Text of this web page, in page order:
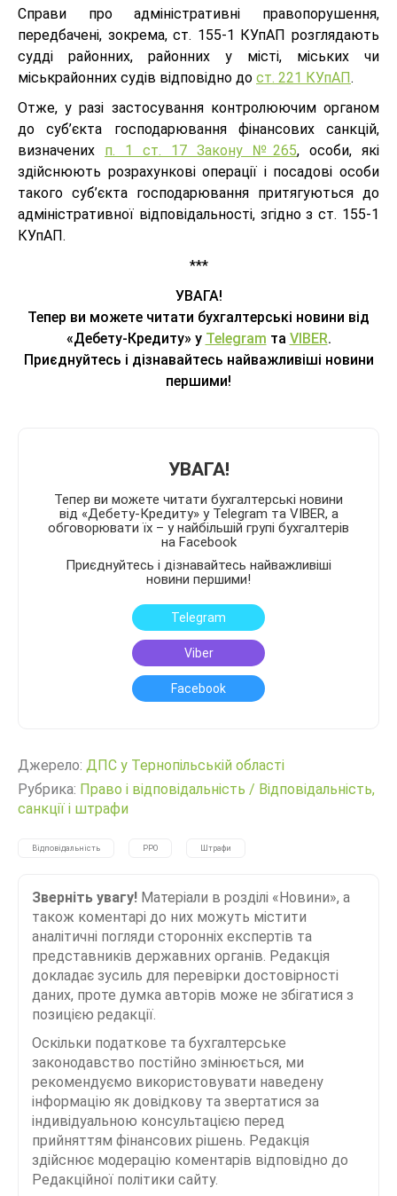
Справи про адміністративні правопорушення,
передбачені, зокрема, ст. 155-1 КУпАП розглядають
судді районних, районних у місті, міських чи
міськрайонних судів відповідно до ст. 221 КУпАП.
Отже, у разі застосування контролюючим органом
до суб’єкта господарювання фінансових санкцій,
визначених п. 1 ст. 17 Закону №265, особи, які
здійснюють розрахункові операції і посадові особи
такого суб’єкта господарювання притягуються до
адміністративної відповідальності, згідно з ст. 155-1
КУпАП.
***
УВАГА!
Тепер ви можете читати бухгалтерські новини від
«Дебету-Кредиту» у Telegram та VIBER.
Приєднуйтесь і дізнавайтесь найважливіші новини
першими!
УВАГА!
Тепер ви можете читати бухгалтерські новини
від «Дебету-Кредиту» у Telegram та VIBER, а
обговорювати їх – у найбільшій групі бухгалтерів
на Facebook
Приєднуйтесь і дізнавайтесь найважливіші
новини першими!
Telegram
Viber
Facebook
Джерело: ДПС у Тернопільській області
Рубрика: Право і відповідальність / Відповідальність,
санкції і штрафи
Відповідальність РРО Штрафи
Зверніть увагу! Матеріали в розділі «Новини», а
також коментарі до них можуть містити
аналітичні погляди сторонніх експертів та
представників державних органів. Редакція
докладає зусиль для перевірки достовірності
даних, проте думка авторів може не збігатися з
позицією редакції.
Оскільки податкове та бухгалтерське
законодавство постійно змінюється, ми
рекомендуємо використовувати наведену
інформацію як довідкову та звертатися за
індивідуальною консультацією перед
прийняттям фінансових рішень. Редакція
здійснює модерацію коментарів відповідно до
Редакційної політики сайту.